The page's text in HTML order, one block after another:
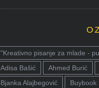
"Kreativno pisanje za mlade -
Adisa Bašić
Ahmed Burić
Bjanka Alajbegović
Buybook